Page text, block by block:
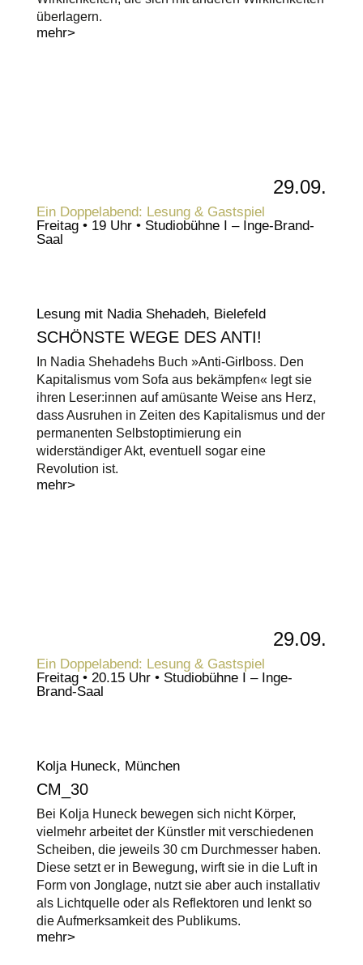
überlagern.
mehr>
29.09.
Ein Doppelabend: Lesung & Gastspiel
Freitag • 19 Uhr • Studiobühne I – Inge-Brand-
Saal
Lesung mit Nadia Shehadeh, Bielefeld
SCHÖNSTE WEGE DES ANTI!
In Nadia Shehadehs Buch »Anti-Girlboss. Den
Kapitalismus vom Sofa aus bekämpfen« legt sie
ihren Leser:innen auf amüsante Weise ans Herz,
dass Ausruhen in Zeiten des Kapitalismus und der
permanenten Selbstoptimierung ein
widerständiger Akt, eventuell sogar eine
Revolution ist.
mehr>
29.09.
Ein Doppelabend: Lesung & Gastspiel
Freitag • 20.15 Uhr • Studiobühne I – Inge-
Brand-Saal
Kolja Huneck, München
CM_30
Bei Kolja Huneck bewegen sich nicht Körper,
vielmehr arbeitet der Künstler mit verschiedenen
Scheiben, die jeweils 30 cm Durchmesser haben.
Diese setzt er in Bewegung, wirft sie in die Luft in
Form von Jonglage, nutzt sie aber auch installativ
als Lichtquelle oder als Reflektoren und lenkt so
die Aufmerksamkeit des Publikums.
mehr>